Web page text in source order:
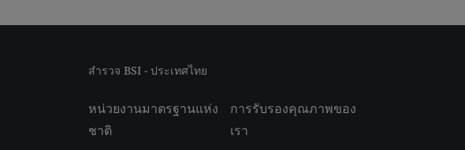
สำรวจ BSI - ประเทศไทย
หน่วยงานมาตรฐานแห่ง
ชาติ
การรับรองคุณภาพของ
เรา